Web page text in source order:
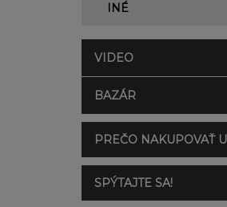
INÉ
VIDEO
BAZÁR
PREČO NAKUPOVAŤ
SPÝTAJTE SA!